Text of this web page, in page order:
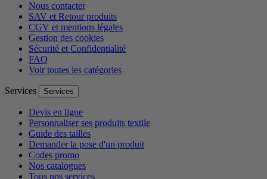
Nous contacter
SAV et Retour produits
CGV et mentions légales
Gestion des cookies
Sécurité et Confidentialité
FAQ
Voir toutes les catégories
Services Services
Devis en ligne
Personnaliser ses produits textile
Guide des tailles
Demander la pose d'un produit
Codes promo
Nos catalogues
Tous nos services